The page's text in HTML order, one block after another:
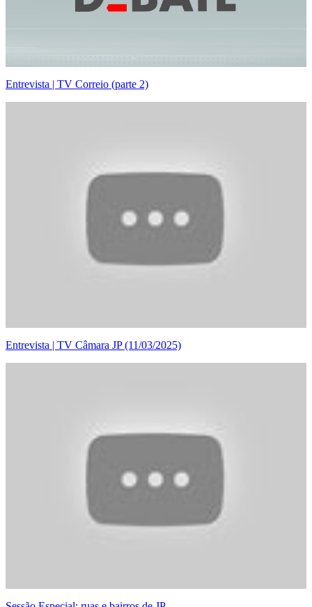
Entrevista | TV Correio (parte 2)
Entrevista | TV Câmara JP (11/03/2025)